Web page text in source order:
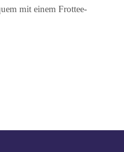
mit einem Frottee-